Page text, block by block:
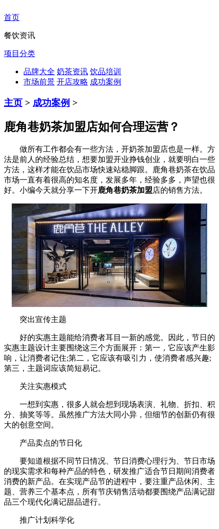
首页
餐饮资讯
项目分类
品牌大全 奶茶资讯 饮品培训
市场前景 开店攻略 成功案例
主页 > 成功案例 >
鹿角巷奶茶加盟店如何合理运营？
做所有工作都会有一些方法，开奶茶加盟店也是一样。方
法是前人的经验总结，想要加盟开业挣钱创业，就要明白一些
方法，这样才能在饮品市场快速站稳脚跟。鹿角巷奶茶在饮品
市场一直有着很高的知名度，发展多年，经验多多，声望也很
好。小编今天就分享一下开鹿角巷奶茶加盟店的销售方法。
突出宣传主题
好的实惠主题能给消费者耳目一新的感觉。因此，节日的
实惠主题设计主要围绕这三个方面展开：第一，它应该产生影
响，让消费者记住;第二，它应该有吸引力，使消费者感兴趣;
第三，主题词应该简短易记。
关注实惠模式
一想到实惠，很多人就会想到现场表演、礼物、折扣、积
分、抽奖等等。虽然推广方法大同小异，但细节的创新仍有很
大的创意空间。
产品卖点的节日化
要知道根据不同节日情况、节日消费心理行为、节日市场
的现实需求和每种产品的特色，研发推广适合节日期间消费者
消费的新产品。在实现产品节的进程中，要注重产品休闲、主
题、营养三个基本点，所有节庆销售活动都要围绕产品满记甜
品三个现代化满记甜品进行。
推广计划科学化